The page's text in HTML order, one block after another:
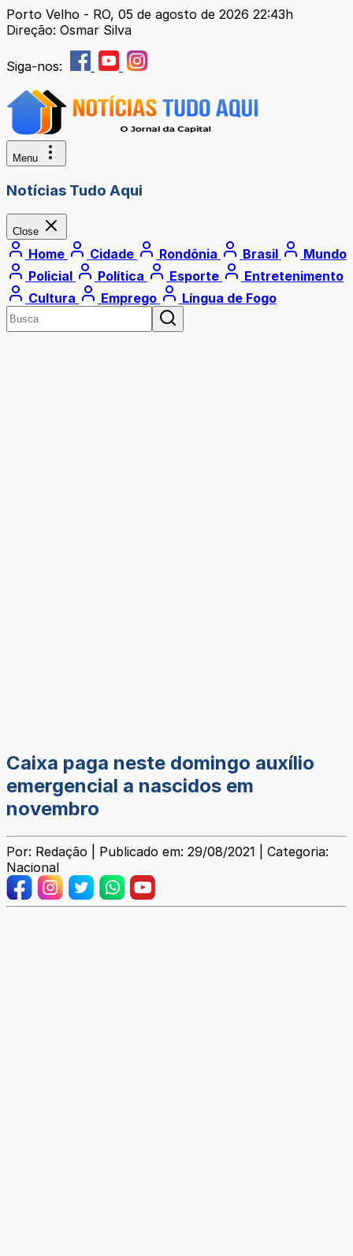
Porto Velho - RO, 05 de agosto de 2026 22:43h
Direção: Osmar Silva
Siga-nos:
Menu
Notícias Tudo Aqui
Close
Home Cidade Rondônia Brasil
Mundo
Policial
Política Esporte
Entretenimento
Cultura
Emprego Língua de Fogo
Caixa paga neste domingo auxílio
emergencial a nascidos em
novembro
Por: Redação | Publicado em: 29/08/2021 | Categoria:
Nacional